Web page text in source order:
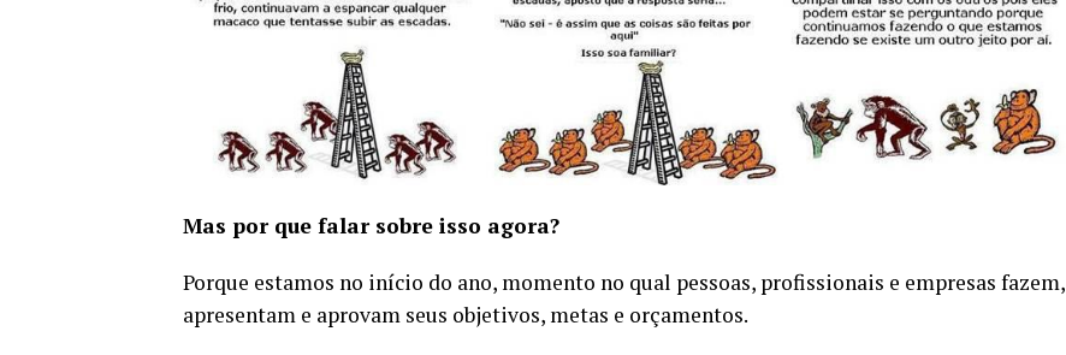
Mas por que falar sobre isso agora?
Porque estamos no início do ano, momento no qual pessoas, profissionais e empresas fazem,
apresentam e aprovam seus objetivos, metas e orçamentos.